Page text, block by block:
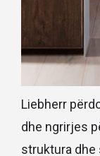
Liebherr
dhe ngrirjes
struktura dhe